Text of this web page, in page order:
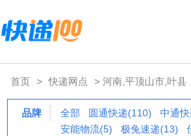
首页 > 快递网点 > 河南,平顶山市,叶县
品牌 全部 圆通快递(110) 中通
安能物流(5)
极兔速递(13)